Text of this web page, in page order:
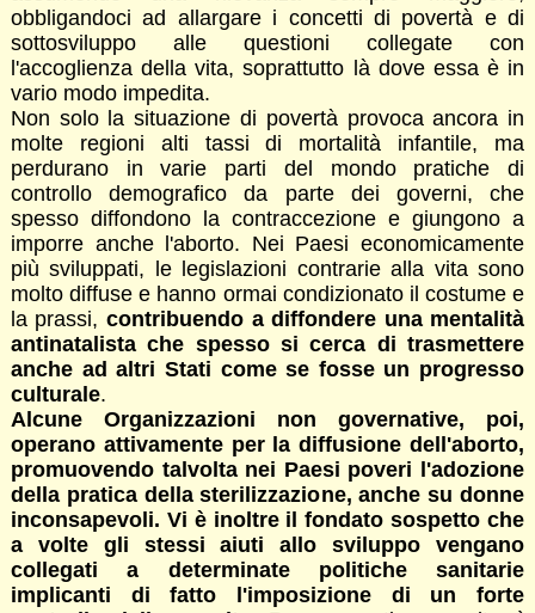
obbligandoci ad allargare i concetti di povertà e di
sottosviluppo alle questioni collegate con
l'accoglienza della vita, soprattutto là dove essa è in
vario modo impedita.
Non solo la situazione di povertà provoca ancora in
molte regioni alti tassi di mortalità infantile, ma
perdurano in varie parti del mondo pratiche di
controllo demografico da parte dei governi, che
spesso diffondono la contraccezione e giungono a
imporre anche l'aborto. Nei Paesi economicamente
più sviluppati, le legislazioni contrarie alla vita sono
molto diffuse e hanno ormai condizionato il costume e
la prassi, contribuendo a diffondere una mentalità
antinatalista che spesso si cerca di trasmettere
anche ad altri Stati come se fosse un progresso
culturale.
Alcune Organizzazioni non governative, poi,
operano attivamente per la diffusione dell'aborto,
promuovendo talvolta nei Paesi poveri l'adozione
della pratica della sterilizzazione, anche su donne
inconsapevoli. Vi è inoltre il fondato sospetto che
a volte gli stessi aiuti allo sviluppo vengano
collegati a determinate politiche sanitarie
implicanti di fatto l'imposizione di un forte